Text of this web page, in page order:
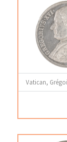
Vatican,